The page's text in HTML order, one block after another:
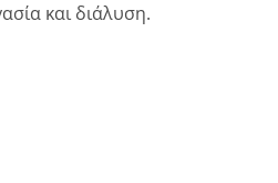
και διάλυση.